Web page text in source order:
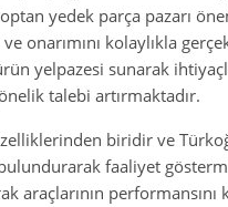
yedek parça pazarı
onarımını kolaylıkla
yelpazesi sunarak
talebi artırmaktadır.
biridir ve
faaliyet
araçlarının